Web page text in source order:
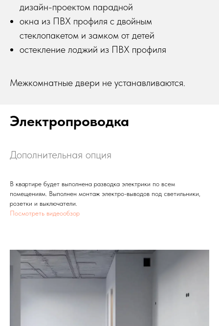
дизайн-проектом парадной
окна из ПВХ профиля с двойным
стеклопакетом и замком от детей
остекление лоджий из ПВХ профиля
Межкомнатные двери не устанавливаются.
Электропроводка
Дополнительная опция
В квартире будет выполнена разводка электрики по всем
помещениям. Выполнен монтаж электро-выводов под светильники,
розетки и выключатели.
Посмотреть видеообзор